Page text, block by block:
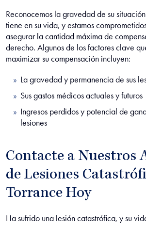
Reconocemos la gravedad de su
tiene en su vida, y estamos
asegurar la cantidad máxima de
derecho. Algunos de los factores clave
maximizar su compensación incluyen:
La gravedad y permanencia de sus
Sus gastos médicos actuales y futuros
Ingresos perdidos y potencial de
lesiones
Contacte a Nuestros
de Lesiones
Torrance Hoy
Ha sufrido una lesión catastrófica, y su